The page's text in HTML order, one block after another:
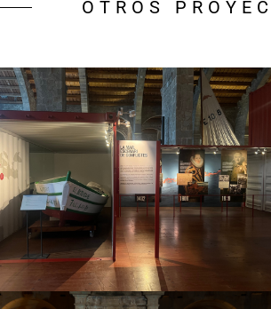
OTROS
Museu Marítim – 7
vaixells, 7 històries
Campañas culturales Estrategia de
comunicación y PR